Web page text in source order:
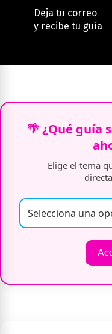
Deja tu correo
y recibe tu guía
🌴 ¿Qué guía
Elige el tema